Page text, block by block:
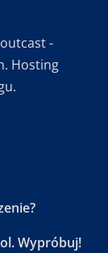
-
Hosting
Wypróbuj!